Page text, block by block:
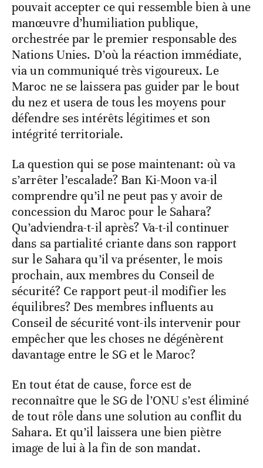
pouvait accepter ce qui ressemble bien à une
manœuvre d’humiliation publique,
orchestrée par le premier responsable des
Nations Unies. D’où la réaction immédiate,
via un communiqué très vigoureux. Le
Maroc ne se laissera pas guider par le bout
du nez et usera de tous les moyens pour
défendre ses intérêts légitimes et son
intégrité territoriale.
La question qui se pose maintenant: où va
s’arrêter l’escalade? Ban Ki-Moon va-il
comprendre qu’il ne peut pas y avoir de
concession du Maroc pour le Sahara?
Qu’adviendra-t-il après? Va-t-il continuer
dans sa partialité criante dans son rapport
sur le Sahara qu’il va présenter, le mois
prochain, aux membres du Conseil de
sécurité? Ce rapport peut-il modifier les
équilibres? Des membres influents au
Conseil de sécurité vont-ils intervenir pour
empêcher que les choses ne dégénèrent
davantage entre le SG et le Maroc?
En tout état de cause, force est de
reconnaître que le SG de l’ONU s’est éliminé
de tout rôle dans une solution au conflit du
Sahara. Et qu’il laissera une bien piètre
image de lui à la fin de son mandat.